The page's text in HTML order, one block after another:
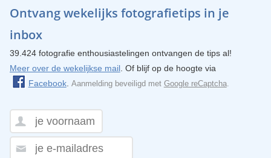
Ontvang wekelijks fotografietips in je
inbox
39.424 fotografie enthousiastelingen ontvangen de tips al!
Meer over de wekelijkse mail. Of blijf op de hoogte via
Facebook. Aanmelding beveiligd met Google reCaptcha.